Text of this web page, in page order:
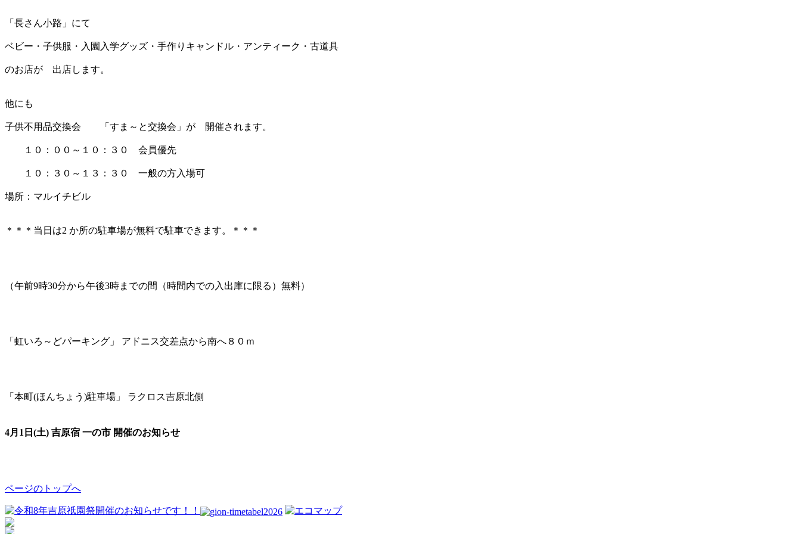
「長さん小路」にて
ベビー・子供服・入園入学グッズ・手作りキャンドル・アンティーク・古道具
のお店が 出店します。
他にも
子供不用品交換会 「すま～と交換会」が 開催されます。
１０：００～１０：３０ 会員優先
１０：３０～１３：３０ 一般の方入場可
場所：マルイチビル
＊＊＊当日は2 か所の駐車場が無料で駐車できます。＊＊＊
（午前9時30分から午後3時までの間（時間内での入出庫に限る）無料）
「虹いろ～どパーキング」 アドニス交差点から南へ８０ｍ
「本町(ほんちょう)駐車場」 ラクロス吉原北側
4月1日(土) 吉原宿 一の市 開催のお知らせ
ページのトップへ